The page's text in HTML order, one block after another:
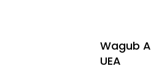
Wagub
UEA